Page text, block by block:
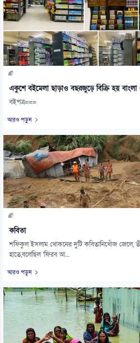
একুশে বইমেলা ছাড়াও বছরজুড়ে বিক্রি হয়
বইপত্র===
আরও পড়ুন
কবিতা
শফিকুল ইসলাম খোকনের দুটি কবিতানিখোঁজ জেলে,
হাতে,বলেছিল ‘ফিরব আ...
আরও পড়ুন